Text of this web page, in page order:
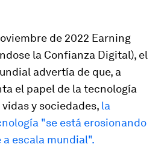
de 2022 Earning
la Confianza Digital), el
advertía de que, a
el papel de la tecnología
y sociedades, la
"se está erosionando
escala mundial".